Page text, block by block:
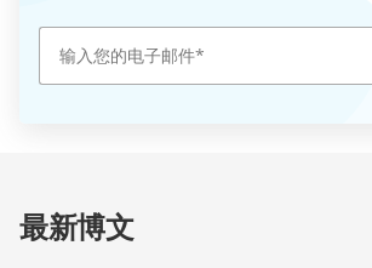
最新博文